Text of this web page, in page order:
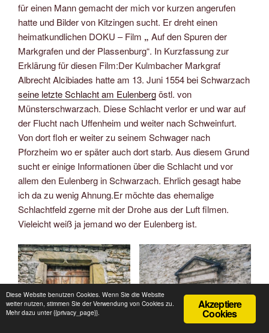
für einen Mann gemacht der mich vor kurzen angerufen
hatte und Bilder von Kitzingen sucht. Er dreht einen
heimatkundlichen DOKU – Film „ Auf den Spuren der
Markgrafen und der Plassenburg“. In Kurzfassung zur
Erklärung für diesen Film:Der Kulmbacher Markgraf
Albrecht Alcibiades hatte am 13. Juni 1554 bei Schwarzach
seine letzte Schlacht am Eulenbergöstl. von
Münsterschwarzach. Diese Schlacht verlor er und war auf
der Flucht nach Uffenheim und weiter nach Schweinfurt.
Von dort floh er weiter zu seinem Schwager nach
Pforzheim wo er später auch dort starb. Aus diesem Grund
sucht er einige Informationen über die Schlacht und vor
allem den Eulenberg in Schwarzach. Ehrlich gesagt habe
ich da zu wenig Ahnung.Er möchte das ehemalige
Schlachtfeld zgerne mit der Drohe aus der Luft filmen.
Vieleicht weiß ja jemand wo der Eulenberg ist.
Akzeptiere
Cookies
Diese Website benutzen Cookies. Wenn Sie die Website
weiter nutzen, stimmen Sie der Verwendung von Cookies zu.
Mehr dazu unter {{privacy_page}}.